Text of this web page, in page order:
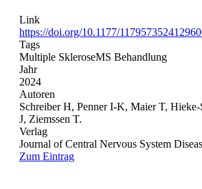
Link
https://doi.org/10.1177/
Tags
Multiple SkleroseMS Behandlung
Jahr
2024
Autoren
Schreiber H, Penner I-K, Maier T,
J, Ziemssen T.
Verlag
Journal of Central Nervous System
Zum Eintrag